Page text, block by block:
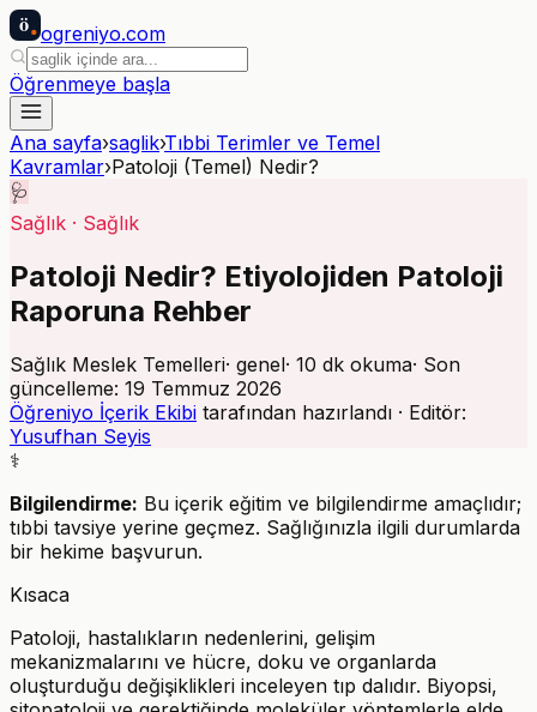
ö ogreniyo.com
Öğrenmeye başla
Ana sayfa›saglik›Tıbbi Terimler ve Temel
Kavramlar›Patoloji (Temel) Nedir?
🩺
Sağlık · Sağlık
Patoloji Nedir? Etiyolojiden Patoloji
Raporuna Rehber
Sağlık Meslek Temelleri· genel· 10 dk okuma· Son
güncelleme: 19 Temmuz 2026
Öğreniyo İçerik Ekibi tarafından hazırlandı · Editör:
Yusufhan Seyis
⚕️
Bilgilendirme: Bu içerik eğitim ve bilgilendirme amaçlıdır;
tıbbi tavsiye yerine geçmez. Sağlığınızla ilgili durumlarda
bir hekime başvurun.
Kısaca
Patoloji, hastalıkların nedenlerini, gelişim
mekanizmalarını ve hücre, doku ve organlarda
oluşturduğu değişiklikleri inceleyen tıp dalıdır. Biyopsi,